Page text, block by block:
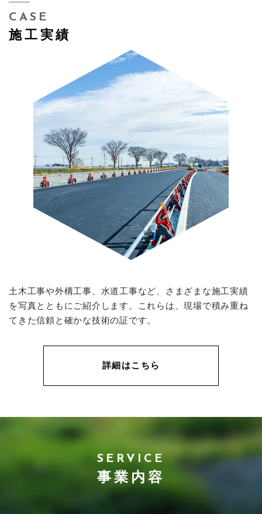
CASE
施工実績
土木工事や外構工事、水道工事など、さまざまな施工実績
を写真とともにご紹介します。これらは、現場で積み重ね
てきた信頼と確かな技術の証です。
詳細はこちら
SERVICE
事業内容